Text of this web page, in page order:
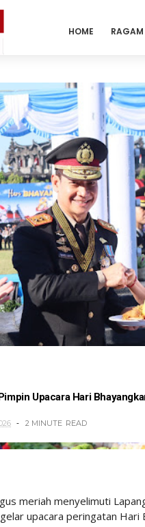
HOME RAGAM
Upacara Hari
2 MINUTE READ
meriah menyelimuti
upacara peringatan